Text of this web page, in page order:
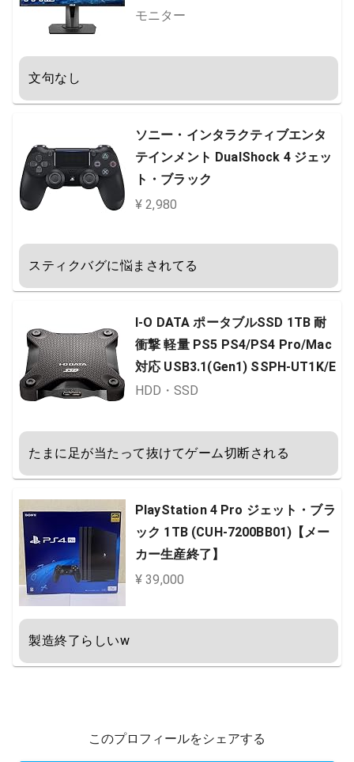
フリー/ブルーライト軽減/昇降ピボ
モニター
文句なし
ソニー・インタラクティブエンタ
テインメント DualShock 4 ジェッ
ト・ブラック
¥ 2,980
スティクバグに悩まされてる
I-O DATA ポータブルSSD 1TB 耐
衝撃 軽量 PS5 PS4/PS4 Pro/Mac
対応 USB3.1(Gen1) SSPH-UT1K/E
HDD・SSD
たまに足が当たって抜けてゲーム切断される
PlayStation 4 Pro ジェット・ブラ
ック 1TB (CUH-7200BB01)【メー
カー生産終了】
¥ 39,000
製造終了らしいw
このプロフィールをシェアする